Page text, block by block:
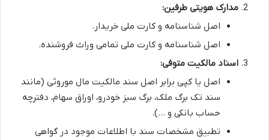
مدارک هویتی طرفین:
اصل شناسنامه و کارت ملی خریدار.
اصل شناسنامه و کارت ملی تمامی وراث فروشنده.
اسناد مالکیت متوفی:
اصل یا کپی برابر اصل سند مالکیت مال موروثی (مانند
سند تک برگ ملک، برگ سبز خودرو، اوراق سهام، دفترچه
حساب بانکی و …).
تطبیق مشخصات سند با اطلاعات موجود در گواهی